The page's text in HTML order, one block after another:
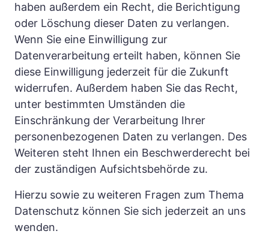
haben außerdem ein Recht, die Berichtigung
oder Löschung dieser Daten zu verlangen.
Wenn Sie eine Einwilligung zur
Datenverarbeitung erteilt haben, können Sie
diese Einwilligung jederzeit für die Zukunft
widerrufen. Außerdem haben Sie das Recht,
unter bestimmten Umständen die
Einschränkung der Verarbeitung Ihrer
personenbezogenen Daten zu verlangen. Des
Weiteren steht Ihnen ein Beschwerderecht bei
der zuständigen Aufsichtsbehörde zu.
Hierzu sowie zu weiteren Fragen zum Thema
Datenschutz können Sie sich jederzeit an uns
wenden.